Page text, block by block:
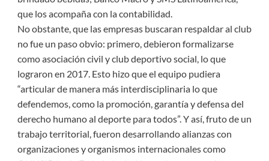
que los acompaña con la contabilidad.
No obstante, que las empresas buscaran respaldar al club
no fue un paso obvio: primero, debieron formalizarse
como asociación civil y club deportivo social, lo que
lograron en 2017. Esto hizo que el equipo pudiera
“articular de manera más interdisciplinaria lo que
defendemos, como la promoción, garantía y defensa del
derecho humano al deporte para todos”. Y así, fruto de un
trabajo territorial, fueron desarrollando alianzas con
organizaciones y organismos internacionales como